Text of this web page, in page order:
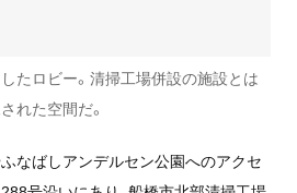
たロビー。清掃工場併設の施設とは
れた空間だ。
なばしアンデルセン公園へのアクセ